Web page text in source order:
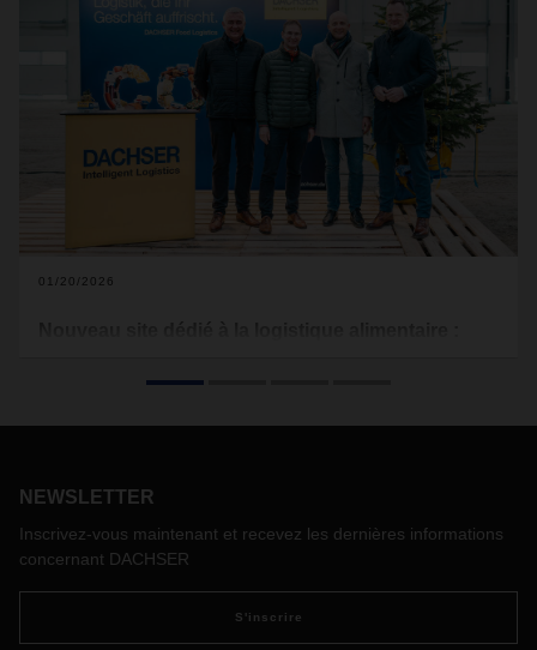
01/20/2026
DACHSER ouvre un nouveau bâtiment dédié à la logistique
consommation, situé dans la zone industrielle de Breisgau,
près de Fribourg, va être agrandi. Les travaux ont débuté en
août 2025 et sa mise en service est prévue pour juin 2026.
NEWSLETTER
Inscrivez-vous maintenant et recevez les dernières informations
concernant DACHSER
S'inscrire